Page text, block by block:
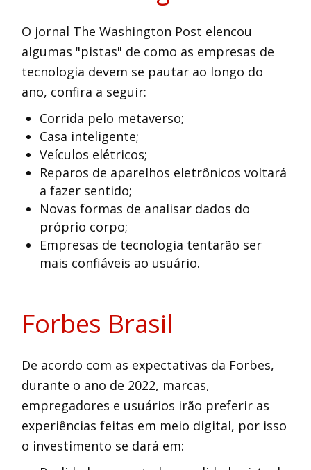
O jornal The Washington Post elencou
algumas "pistas" de como as empresas de
tecnologia devem se pautar ao longo do
ano, confira a seguir:
Corrida pelo metaverso;
Casa inteligente;
Veículos elétricos;
Reparos de aparelhos eletrônicos voltará
a fazer sentido;
Novas formas de analisar dados do
próprio corpo;
Empresas de tecnologia tentarão ser
mais confiáveis ao usuário.
Forbes Brasil
De acordo com as expectativas da Forbes,
durante o ano de 2022, marcas,
empregadores e usuários irão preferir as
experiências feitas em meio digital, por isso
o investimento se dará em: